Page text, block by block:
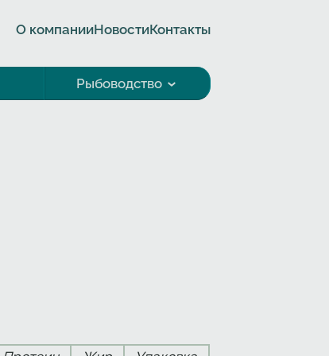
О компанииНовостиКонтакты
Рыбоводство